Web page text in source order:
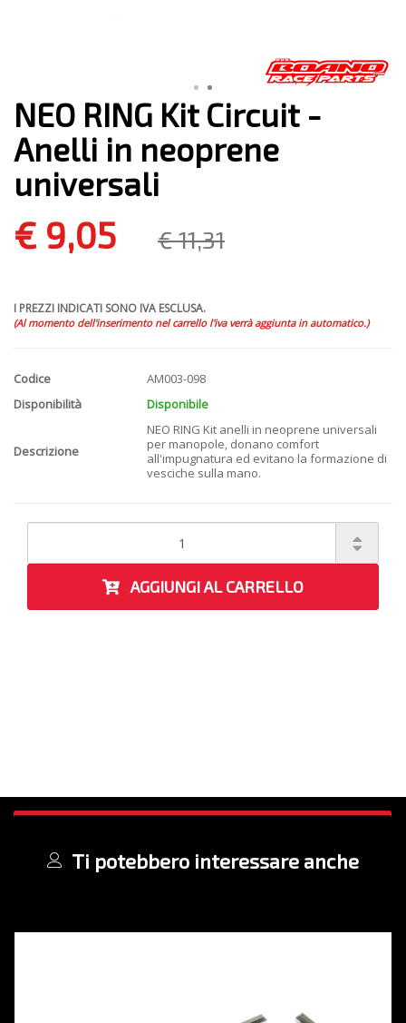
NEO RING Kit Circuit -
Anelli in neoprene
universali
€ 9,05 € 11,31
I PREZZI INDICATI SONO IVA ESCLUSA.
(Al momento dell'inserimento nel carrello l'iva verrà aggiunta in automatico.)
Codice
AM003-098
Disponibilità
Disponibile
Descrizione
NEO RING Kit anelli in neoprene universali
per manopole, donano comfort
all'impugnatura ed evitano la formazione di
vesciche sulla mano.
AGGIUNGI AL CARRELLO
Ti potebbero interessare anche